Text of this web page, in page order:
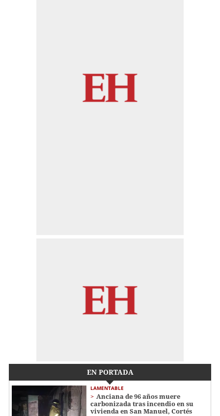
EN PORTADA
LAMENTABLE
Anciana de 96 años muere
carbonizada tras incendio en su
vivienda en San Manuel, Cortés